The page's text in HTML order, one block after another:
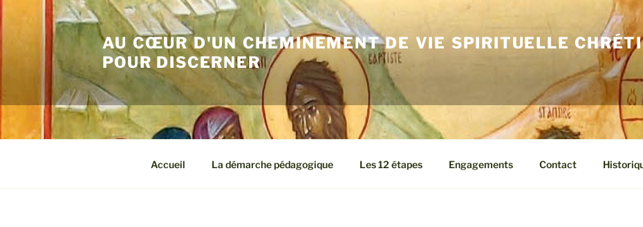
AU CŒUR D'UN CHEMINEMENT DE VIE SPIRITUELLE
POUR DISCERNER
Accueil La démarche pédagogique Les 12 étapes Engagements Contact